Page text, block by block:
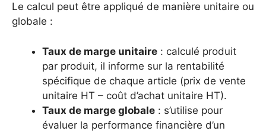
Le calcul peut être appliqué de manière unitaire ou
globale :
Taux de marge unitaire : calculé produit
par produit, il informe sur la rentabilité
spécifique de chaque article (prix de vente
unitaire HT – coût d’achat unitaire HT).
Taux de marge globale : s’utilise pour
évaluer la performance financière d’un